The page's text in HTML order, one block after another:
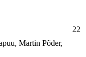
Martin Põder,
22